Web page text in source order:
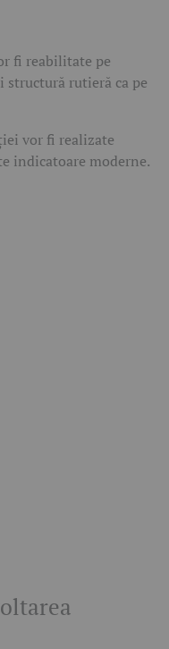
fi reabilitate pe
structură rutieră ca pe
vor fi realizate
indicatoare moderne.